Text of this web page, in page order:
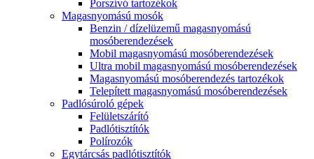
Porszívó tartozékok
Magasnyomású mosók
Benzin / dízelüzemű magasnyomású
mosóberendezések
Mobil magasnyomású mosóberendezések
Ultra mobil magasnyomású mosóberendezések
Magasnyomású mosóberendezés tartozékok
Telepített magasnyomású mosóberendezések
Padlósúroló gépek
Felületszárító
Padlótisztítók
Polírozók
Egytárcsás padlótisztítók